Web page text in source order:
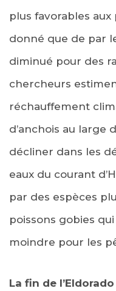
plus favorables
donné que de par
diminué pour des
chercheurs
réchauffement
d’anchois au large
décliner dans les
eaux du courant
par des espèces
poissons gobies
moindre pour les
La fin de